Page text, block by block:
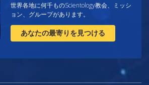
世界各地に何千ものScientology教会、ミッシ
ョン、グループがあります。
あなたの最寄りを見つける